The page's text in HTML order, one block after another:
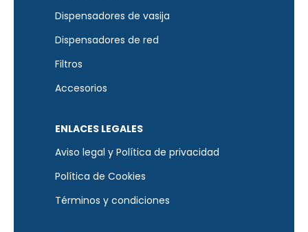
Dispensadores de vasija
Dispensadores de red
Filtros
Accesorios
ENLACES LEGALES
Aviso legal y Política de privacidad
Política de Cookies
Términos y condiciones